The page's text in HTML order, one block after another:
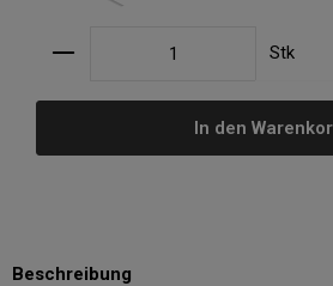
Produkt Anzahl: Gib denStk
In den
Beschreibung